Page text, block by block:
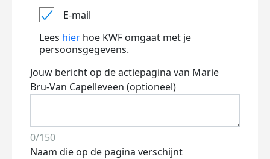
E-mail
Lees hier hoe KWF omgaat met je
persoonsgegevens.
Jouw bericht op de actiepagina van Marie
Bru-Van Capelleveen (optioneel)
0/150
Naam die op de pagina verschijnt